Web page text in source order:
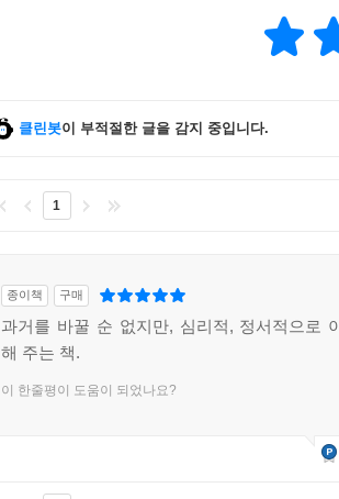
클린봇이 부적절한 글을 감지 중입니다.
1
종이책 구매
과거를 바꿀 순 없지만, 심리적, 정서적으로
해 주는 책.
이 한줄평이 도움이 되었나요?